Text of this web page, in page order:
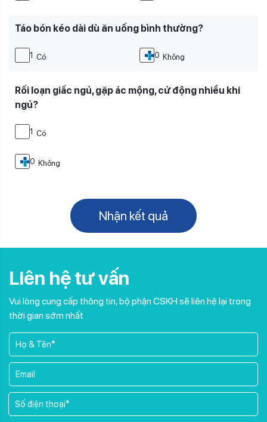
Táo bón kéo dài dù ăn uống bình thường?
1 Có 0 Không
Rối loạn giấc ngủ, gặp ác mộng, cử động nhiều khi
ngủ?
1 Có
0 Không
Please leave this field empty.
Nhận kết quả
Liên hệ tư vấn
Vui lòng cung cấp thông tin, bộ phận CSKH sẽ liên hệ lại trong
thời gian sớm nhất